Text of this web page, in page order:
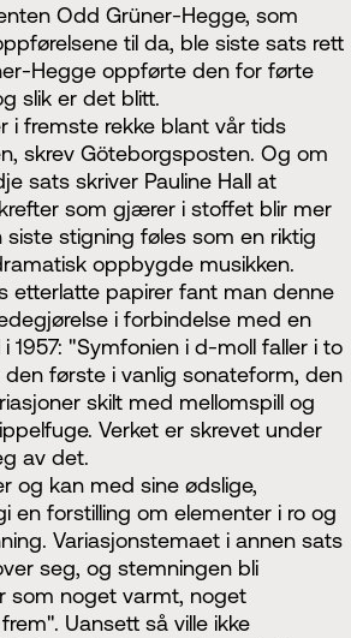
Odd Grüner-Hegge, som
til da, ble siste sats rett
Hegge oppførte den for førte
slik er det blitt.
i fremste rekke blant vår tids
skrev Göteborgsposten. Og om
sats skriver Pauline Hall at
som gjærer i stoffet blir mer
siste stigning føles som en riktig
oppbygde musikken.
etterlatte papirer fant man denne
i forbindelse med en
1957: "Symfonien i d-moll faller i to
første i vanlig sonateform, den
skilt med mellomspill og
Verket er skrevet under
av det.
og kan med sine ødslige,
en forstilling om elementer i ro og
Variasjonstemaet i annen sats
seg, og stemningen bli
som noget varmt, noget
Uansett så ville ikke